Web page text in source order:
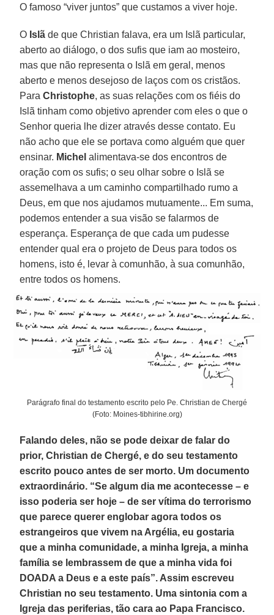
O famoso “viver juntos” que custamos a viver hoje.
O Islã de que Christian falava, era um Islã particular,
aberto ao diálogo, o dos sufis que iam ao mosteiro,
mas que não representa o Islã em geral, menos
aberto e menos desejoso de laços com os cristãos.
ParaChristophe, as suas relações com os fiéis do
Islã tinham como objetivo aprender com eles o que o
Senhor queria lhe dizer através desse contato. Eu
não acho que ele se portava como alguém que quer
ensinar. Michel alimentava-se dos encontros de
oração com os sufis; o seu olhar sobre o Islã se
assemelhava a um caminho compartilhado rumo a
Deus, em que nos ajudamos mutuamente... Em suma,
podemos entender a sua visão se falarmos de
esperança. Esperança de que cada um pudesse
entender qual era o projeto de Deus para todos os
homens, isto é, levar à comunhão, à sua comunhão,
entre todos os homens.
Parágrafo final do testamento escrito pelo Pe. Christian de Chergé
(Foto: Moines-tibhirine.org)
Falando deles, não se pode deixar de falar do
prior, Christian de Chergé, e do seu testamento
escrito pouco antes de ser morto. Um documento
extraordinário. “Se algum dia me acontecesse – e
isso poderia ser hoje – de ser vítima do terrorismo
que parece querer englobar agora todos os
estrangeiros que vivem na Argélia, eu gostaria
que a minha comunidade, a minha Igreja, a minha
família se lembrassem de que a minha vida foi
DOADA a Deus e a este país”. Assim escreveu
Christian no seu testamento. Uma sintonia com a
Igreja das periferias, tão cara ao Papa Francisco.